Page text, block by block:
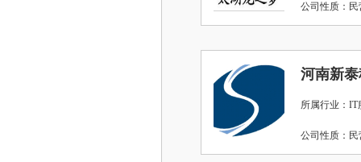
公司性质
河南新
所属行业：IT
公司性质